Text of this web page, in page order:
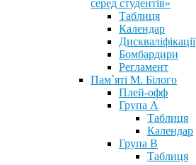
серед студентів»
Таблиця
Календар
Дискваліфікації
Бомбардири
Регламент
Пам`яті М. Білого
Плей-офф
Група А
Таблиця
Календар
Група В
Таблиця